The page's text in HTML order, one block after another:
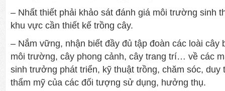
– Nhất thiết phải khảo sát đánh giá môi trư­ờng sinh
khu vực cần thiết kế trồng cây.
– Nắm vững, nhận biết đầy đủ tập đoàn các loài cây
môi tr­ường, cây phong cảnh, cây trang trí… về các
sinh tr­ưởng phát triển, kỹ thuật trồng, chăm sóc, duy
thẩm mỹ của các đối tư­ợng sử dụng, hư­ởng thụ.